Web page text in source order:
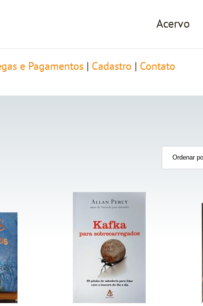
Acervo
e Pagamentos Cadastro Contato